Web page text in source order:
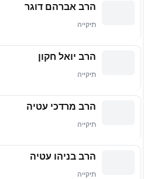
הרב אברהם דוגר
תיקייה
הרב יואל חקון
תיקייה
הרב מרדכי עטיה
תיקייה
הרב בניהו עטיה
תיקייה